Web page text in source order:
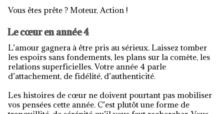
Vous êtes prête ? Moteur, Action !
Le cœur en année 4
L’amour gagnera à être pris au sérieux. Laissez tomber
les espoirs sans fondements, les plans sur la comète, les
relations superficielles. Votre année 4 parle
d’attachement, de fidélité, d’authenticité.
Les histoires de cœur ne doivent pourtant pas mobiliser
vos pensées cette année. C’est plutôt une forme de